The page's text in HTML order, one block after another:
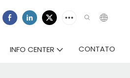
INFO CENTER CONTATO